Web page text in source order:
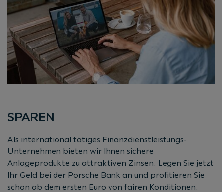
SPAREN
Als international tätiges Finanzdienstleistungs-
Unternehmen bieten wir Ihnen sichere
Anlageprodukte zu attraktiven Zinsen. Legen Sie jetzt
Ihr Geld bei der Porsche Bank an und profitieren Sie
schon ab dem ersten Euro von fairen Konditionen.